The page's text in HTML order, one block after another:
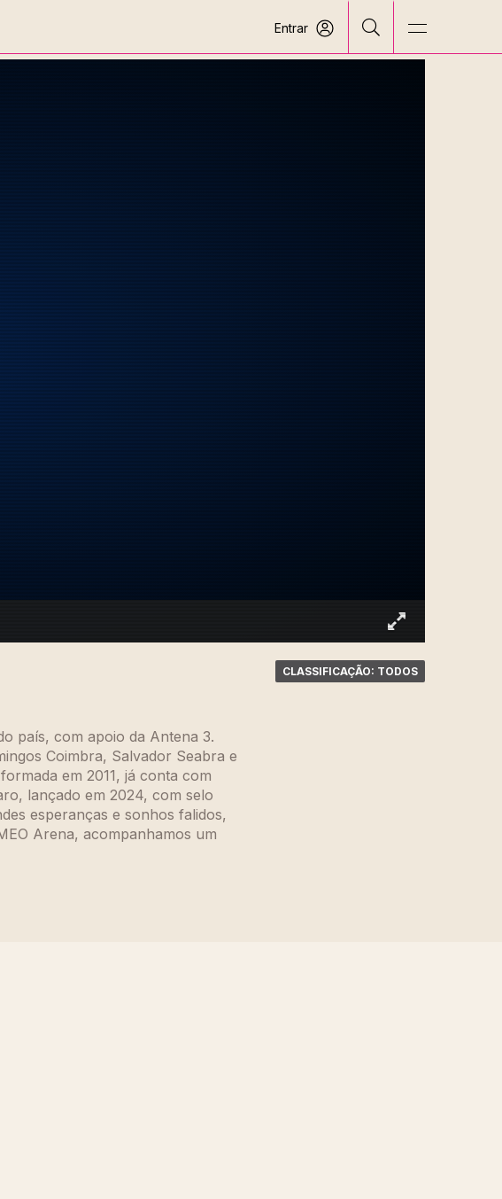
Entrar
CLASSIFICAÇÃO: TODOS
país, com apoio da Antena 3.
Coimbra, Salvador Seabra e
em 2011, já conta com
lançado em 2024, com selo
esperanças e sonhos falidos,
Arena, acompanhamos um